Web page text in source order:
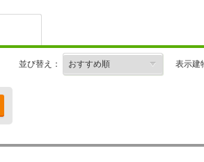
並び替え： 表示建